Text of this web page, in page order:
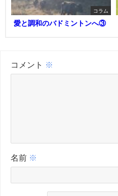
コラム
愛と調和のバドミントンへ③
コメント ※
名前 ※